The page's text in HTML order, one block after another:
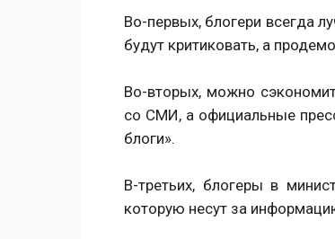
Во-первых, блогери всегда
будут критиковать, а
Во-вторых, можно
со СМИ, а официальные
блоги».
В-третьих, блогеры в
которую несут за